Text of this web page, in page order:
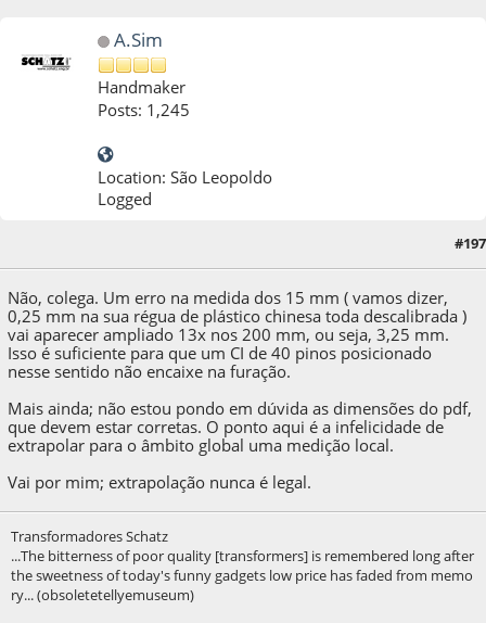
A.Sim
Handmaker
Posts: 1,245
Location: São Leopoldo
Logged
#197
Não, colega. Um erro na medida dos 15 mm ( vamos dizer,
0,25 mm na sua régua de plástico chinesa toda descalibrada )
vai aparecer ampliado 13x nos 200 mm, ou seja, 3,25 mm.
Isso é suficiente para que um CI de 40 pinos posicionado
nesse sentido não encaixe na furação.
Mais ainda; não estou pondo em dúvida as dimensões do pdf,
que devem estar corretas. O ponto aqui é a infelicidade de
extrapolar para o âmbito global uma medição local.
Vai por mim; extrapolação nunca é legal.
Transformadores Schatz
...The bitterness of poor quality [transformers] is remembered long after
the sweetness of today's funny gadgets low price has faded from memo
ry... (obsoletetellyemuseum)